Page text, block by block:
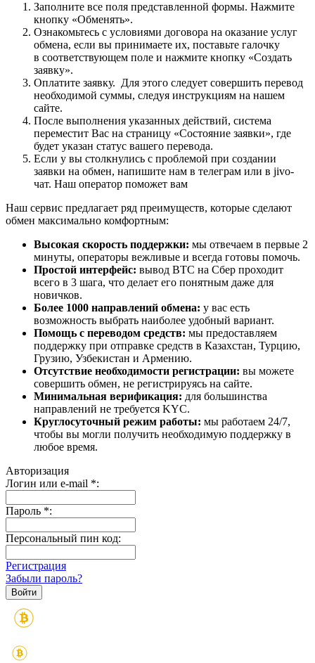
Заполните все поля представленной формы. Нажмите
кнопку «Обменять».
Ознакомьтесь с условиями договора на оказание услуг
обмена, если вы принимаете их, поставьте галочку
в соответствующем поле и нажмите кнопку «Создать
заявку».
Оплатите заявку. Для этого следует совершить перевод
необходимой суммы, следуя инструкциям на нашем
сайте.
После выполнения указанных действий, система
переместит Вас на страницу «Состояние заявки», где
будет указан статус вашего перевода.
Если у вы столкнулись с проблемой при создании
заявки на обмен, напишите нам в телеграм или в jivo-
чат. Наш оператор поможет вам
Наш сервис предлагает ряд преимуществ, которые сделают
обмен максимально комфортным:
Высокая скорость поддержки: мы отвечаем в первые 2
минуты, операторы вежливые и всегда готовы помочь.
Простой интерфейс: вывод BTC на Сбер проходит
всего в 3 шага, что делает его понятным даже для
новичков.
Более 1000 направлений обмена: у вас есть
возможность выбрать наиболее удобный вариант.
Помощь с переводом средств: мы предоставляем
поддержку при отправке средств в Казахстан, Турцию,
Грузию, Узбекистан и Армению.
Отсутствие необходимости регистрации: вы можете
совершить обмен, не регистрируясь на сайте.
Минимальная верификация: для большинства
направлений не требуется KYC.
Круглосуточный режим работы: мы работаем 24/7,
чтобы вы могли получить необходимую поддержку в
любое время.
Авторизация
Логин или e-mail *:
Пароль *:
Персональный пин код:
Регистрация
Забыли пароль?